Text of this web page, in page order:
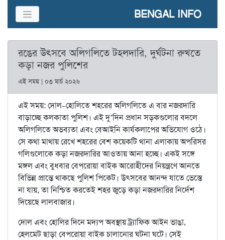
BENGAL INFO
রঙের উৎসবে অলিগলিতে টহলদারি, দুর্ঘটনা রুখতে
কড়া নজর পুলিশের
এই সময় | ০৩ মার্চ ২০২৬
এই সময়: দোল–হোলিতে শহরের অলিগলিতে এ বার নজরদারি
বাড়াচ্ছে কলকাতা পুলিশ। এই দু’দিন প্রধান সড়কগুলোর বদলে
অলিগলিতে অভব্যতা এবং বেআইনি কার্যকলাপের অভিযোগ ওঠে।
সে কথা মাথায় রেখে শহরের বেশ কয়েকটি থানা এলাকায় অপরিসর
গলিগুলোকে কড়া নজরদারির আওতায় আনা হচ্ছে। একই সঙ্গে
মঙ্গল এবং বুধবার বেপরোয়া বাইক আরোহীদের নিয়ন্ত্রণে আনতে
বিভিন্ন প্রান্তে থাকছে পুলিশ পিকেট। উৎসবের আনন্দ যাতে ভেস্তে
না যায়, তা নিশ্চিত করতেই শহর জুড়ে কড়া নজরদারির নির্দেশ
দিয়েছে লালবাজার।
দোল এবং হোলির দিনে মদ্যপ অবস্থায় ট্র্যাফিক আইন ভাঙা,
হেলমেট ছাড়া বেপরোয়া বাইক চালানোর ঘটনা ঘটে। সেই